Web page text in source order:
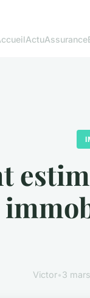
ActuAssurance
Victor•3